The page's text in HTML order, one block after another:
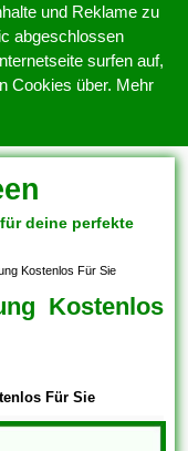
und Reklame zu
abgeschlossen
surfen auf,
Cookies über. Mehr
deine perfekte
Kostenlos Für Sie
Kostenlos
Für Sie